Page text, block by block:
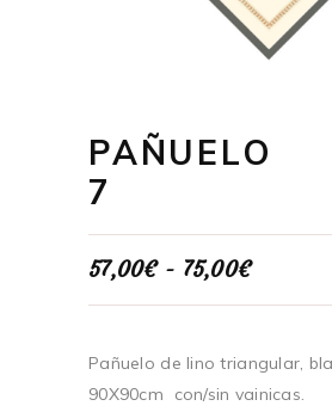
PAÑUELO
7
57,00€ - 75,00€Rango
precios:
57,00€
hasta
75,00€
Pañuelo de lino triangular,
90X90cm con/sin vainicas.